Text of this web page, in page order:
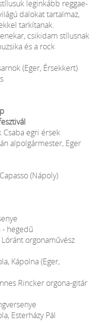
leginkább reggae-
dalokat tartalmaz,
tarkítanak.
csikidam stílusnak
és a rock
(Eger, Érsekkert)
Csaba egri érsek
alpolgármester, Eger
(Nápoly)
- hegedű
orgonaművész
Kápolna (Eger,
Rincker orgona-gitár
Esterházy Pál